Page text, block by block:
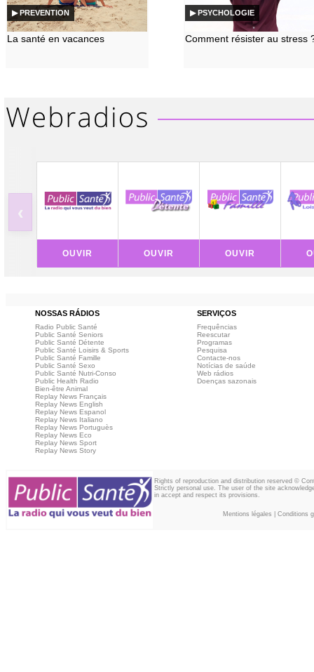
▶ PREVENTION
La santé en vacances
▶ PSYCHOLOGIE
Comment résister au stress
‹
OUVIR OUVIR OUVIR
NOSSAS RÁDIOS SERVIÇOS
Radio Public Santé
Public Santé Seniors
Public Santé Détente
Public Santé Loisirs & Sports
Public Santé Famille
Public Santé Sexo
Public Santé Nutri-Conso
Public Health Radio
Bien-être Animal
Replay News Français
Replay News English
Replay News Espanol
Replay News Italiano
Replay News Portuguès
Replay News Eco
Replay News Sport
Replay News Story
Frequências
Reescutar
Programas
Pesquisa
Contacte-nos
Notícias de saúde
Web rádios
Doenças sazonais
Rights of reproduction and distribution reserved ©
Strictly personal use. The user of the site
in accept and respect its provisions.
Mentions légales Conditions